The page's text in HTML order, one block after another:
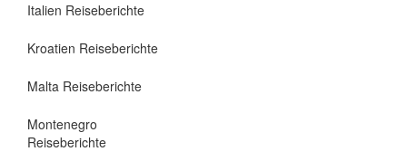
Italien Reiseberichte
Kroatien Reiseberichte
Malta Reiseberichte
Montenegro
Reiseberichte